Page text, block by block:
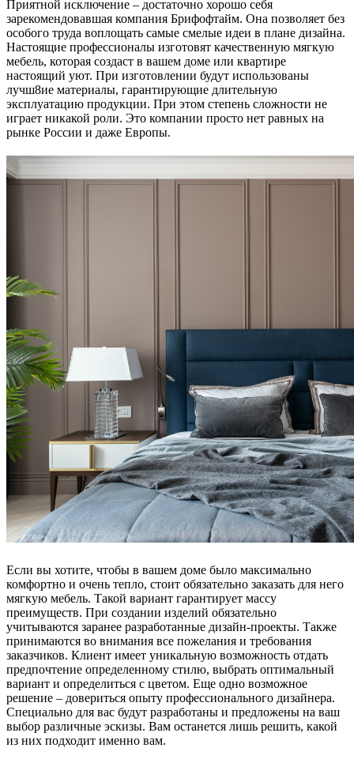
Приятной исключение – достаточно хорошо себя
зарекомендовавшая компания Брифофтайм. Она позволяет без
особого труда воплощать самые смелые идеи в плане дизайна.
Настоящие профессионалы изготовят качественную мягкую
мебель, которая создаст в вашем доме или квартире
настоящий уют. При изготовлении будут использованы
лучш8ие материалы, гарантирующие длительную
эксплуатацию продукции. При этом степень сложности не
играет никакой роли. Это компании просто нет равных на
рынке России и даже Европы.
Если вы хотите, чтобы в вашем доме было максимально
комфортно и очень тепло, стоит обязательно заказать для него
мягкую мебель. Такой вариант гарантирует массу
преимуществ. При создании изделий обязательно
учитываются заранее разработанные дизайн-проекты. Также
принимаются во внимания все пожелания и требования
заказчиков. Клиент имеет уникальную возможность отдать
предпочтение определенному стилю, выбрать оптимальный
вариант и определиться с цветом. Еще одно возможное
решение – довериться опыту профессионального дизайнера.
Специально для вас будут разработаны и предложены на ваш
выбор различные эскизы. Вам останется лишь решить, какой
из них подходит именно вам.